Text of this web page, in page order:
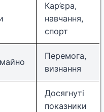
Кар’єра,
навчання,
спорт
Перемога,
визнання
Досягнуті
показники